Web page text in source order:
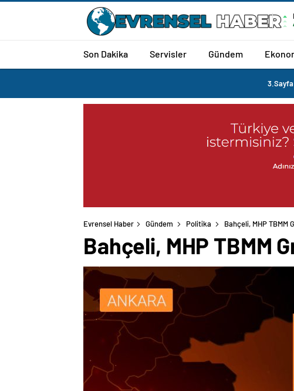
Son Dakika Servisler Gündem
3.Sayfa
Evrensel Haber Gündem Politika Bahçeli, MHP TBMM
Bahçeli, MHP TBMM